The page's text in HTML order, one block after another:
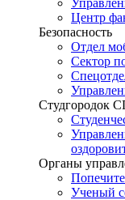
Центр
Безопасность
Отдел
Сектор
Студгородок
Органы
Ученый